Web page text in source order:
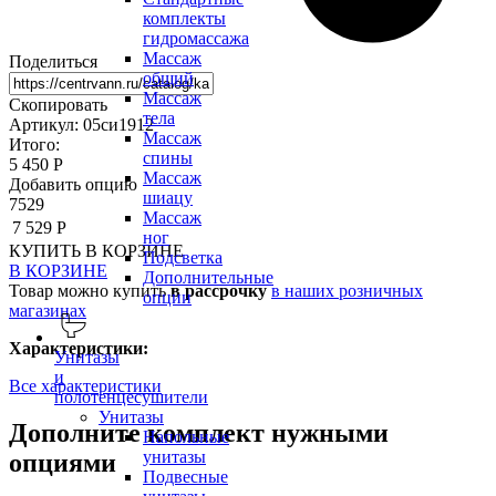
комплекты
гидромассажа
Массаж
общий
Массаж
тела
Массаж
спины
Массаж
шиацу
Массаж
ног
Подсветка
Дополнительные
опции
Унитазы
и
полотенцесушители
Унитазы
Напольные
унитазы
Подвесные
Поделиться
Скопировать
Артикул: 05си1912
Итого:
5 450 Р
Добавить опцию
7529
7 529 Р
КУПИТЬ В КОРЗИНЕ
В КОРЗИНЕ
Товар можно купитьв рассрочку в наших розничных
магазинах
Характеристики:
Все характеристики
Дополните комплект нужными
опциями